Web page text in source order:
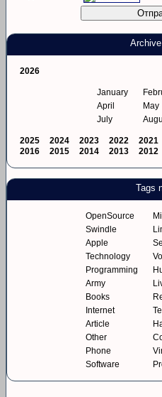
2026
January
April
May
July
2025 2024 2023 2022 2021
2016
2015 2014 2013 2012
Tags
OpenSource
Swindle
Apple
Technology
Programming
Army
Books
Internet
Article
Other
Phone
Software